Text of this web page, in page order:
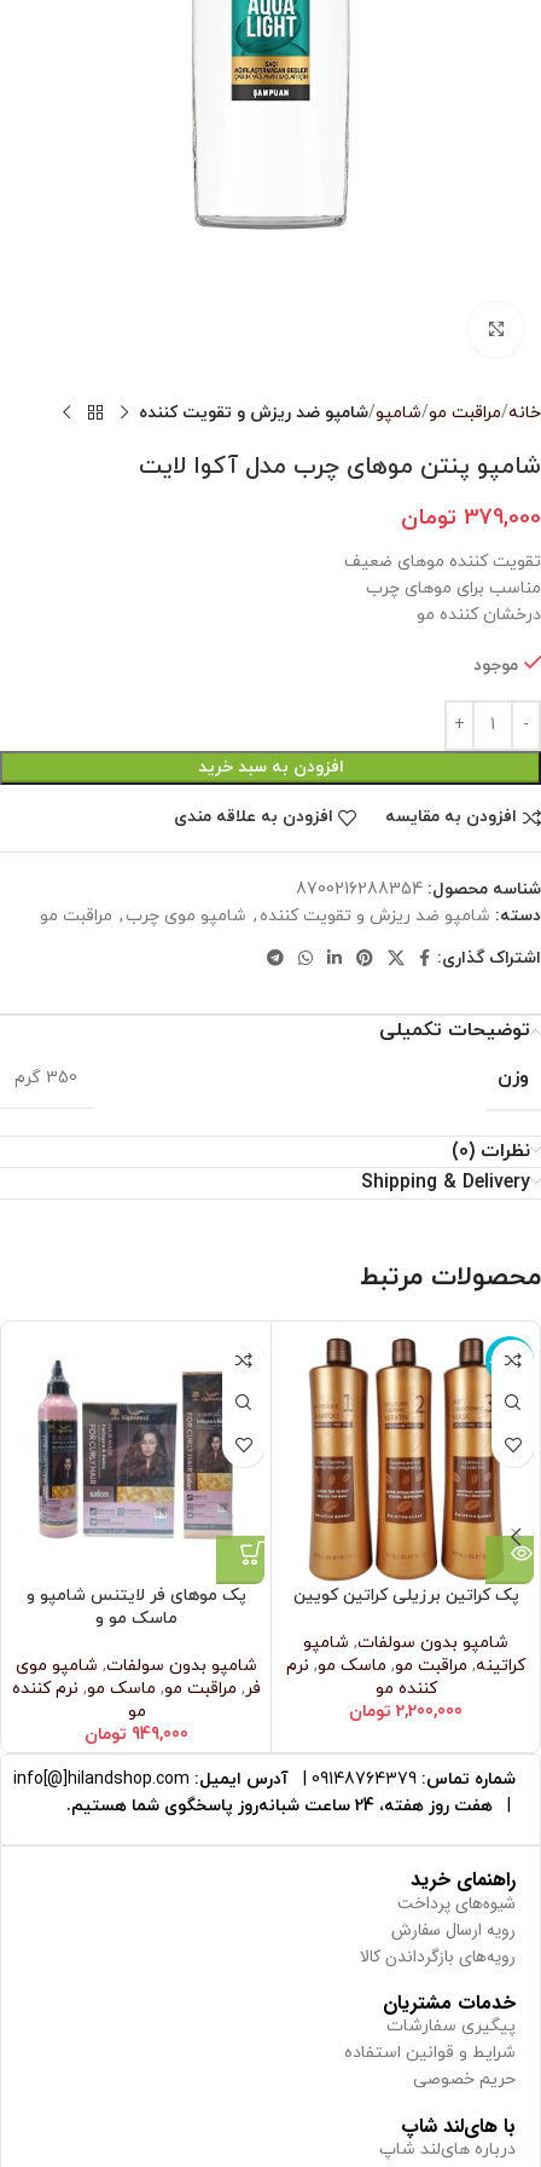
خانه مراقبت مو شامپو شامپو ضد ریزش و تقویت کننده
شامپو پنتن موهای چرب مدل آکوا لایت
379,000 تومان
تقویت کننده موهای ضعیف
مناسب برای موهای چرب
درخشان کننده مو
موجود
افزودن به سبد خرید
افزودن به مقایسه افزودن به علاقه مندی
شناسه محصول: 8700216288354
دسته: شامپو ضد ریزش و تقویت کننده , شامپو موی چرب , مراقبت مو
اشتراک گذاری:
توضیحات تکمیلی
وزن
350 گرم
نظرات (0)
Shipping & Delivery
محصولات مرتبط
ناموجود
پک کراتین برزیلی کراتین کویین
شامپو بدون سولفات, شامپو
کراتینه, مراقبت مو, ماسک مو, نرم‌
کننده مو
2,200,000 تومان
پک موهای فر لایتنس شامپو و
ماسک مو و
شامپو بدون سولفات, شامپو موی
فر, مراقبت مو, ماسک مو, نرم‌ کننده
مو
949,000 تومان
شماره تماس: 09148764379
| آدرس ایمیل: info[@]hilandshop.com
|
هفت روز هفته، 24 ساعت شبانه‌روز پاسخگوی شما هستیم.
راهنمای خرید
شیوه‌های پرداخت
رویه ارسال سفارش
رویه‌های بازگرداندن کالا
خدمات مشتریان
پیگیری سفارشات
شرایط و قوانین استفاده
حریم خصوصی
با های‌لند شاپ
درباره های‌لند شاپ